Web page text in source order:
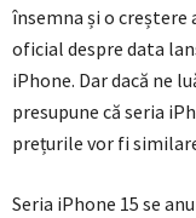
însemna și o creștere
oficial despre data
iPhone. Dar dacă ne
presupune că seria
prețurile vor fi
Seria iPhone 15 se